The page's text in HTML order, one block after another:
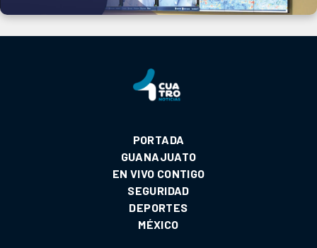
PORTADA
GUANAJUATO
EN VIVO CONTIGO
SEGURIDAD
DEPORTES
MÉXICO